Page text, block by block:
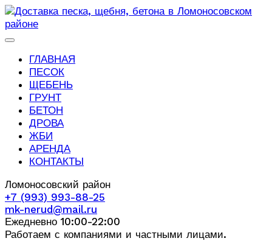
ГЛАВНАЯ
ПЕСОК
ЩЕБЕНЬ
ГРУНТ
БЕТОН
ДРОВА
ЖБИ
АРЕНДА
КОНТАКТЫ
Ломоносовский район
+7 (993) 993-88-25
mk-nerud@mail.ru
Ежедневно 10:00-22:00
Работаем с компаниями и частными лицами.